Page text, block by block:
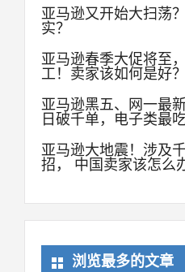
亚马逊又开始大扫荡
实？
亚马逊春季大促将至
工！卖家该如何是好？
亚马逊黑五、网一最
日破千单，电子类最
亚马逊大地震！涉及
招， 中国卖家该怎么
浏览最多的文章